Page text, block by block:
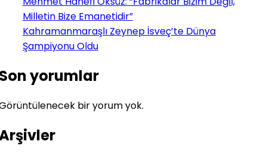
Milletin Bize Emanetidir”
Kahramanmaraşlı Zeynep İsveç’te Dünya
Şampiyonu Oldu
yorumlar
bir yorum yok.